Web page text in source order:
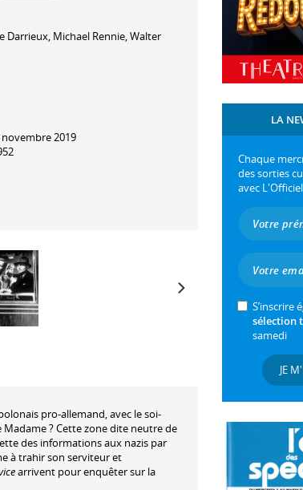
Darrieux, Michael Rennie,Walter
novembre 2019
pro-allemand, avec le soi-
? Cette zone dite neutre de
des informations aux nazis par
à trahir son serviteur et
arrivent pour enquêter sur la
LA
Chaque
des sorties
avec
S’inscrire
sélection
samedi
JE